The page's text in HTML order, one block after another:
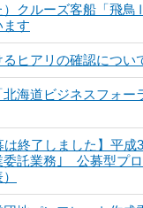
）クルーズ客船「飛
ます
ヒアリの確認につい
海道ビジネスフォー
は終了しました】平
委託業務｣ 公募型プ